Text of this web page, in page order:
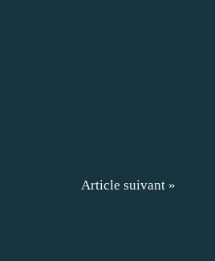
Article suivant »